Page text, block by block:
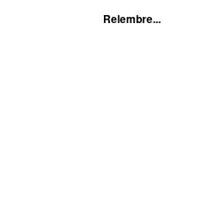
Relembre...